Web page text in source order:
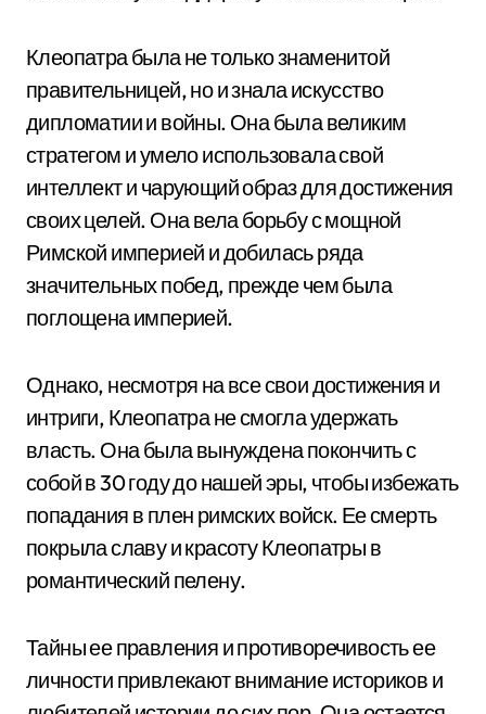
Клеопатра была не только знаменитой
правительницей, но и знала искусство
дипломатии и войны. Она была великим
стратегом и умело использовала свой
интеллект и чарующий образ для достижения
своих целей. Она вела борьбу с мощной
Римской империей и добилась ряда
значительных побед, прежде чем была
поглощена империей.
Однако, несмотря на все свои достижения и
интриги, Клеопатра не смогла удержать
власть. Она была вынуждена покончить с
собой в 30 году до нашей эры, чтобы избежать
попадания в плен римских войск. Ее смерть
покрыла славу и красоту Клеопатры в
романтический пелену.
Тайны ее правления и противоречивость ее
личности привлекают внимание историков и